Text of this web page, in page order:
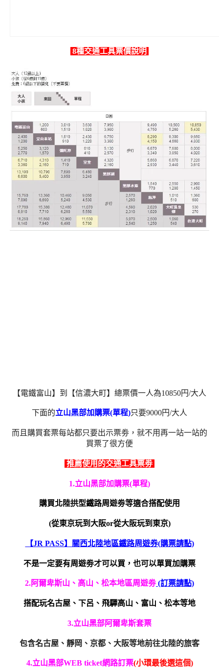
8種交通工具票價說明
【電鐵富山】到【信濃大町】總票價一人為10850円/大人
下面的立山黑部加購票(單程)只要9000円/大人
而且購買套票每站都只要出示票劵，就不用再一站一站的
買票了很方便
推薦使用的交通工具票劵
1.立山黑部加購票(單程)
購買北陸拱型鐵路周遊劵等適合搭配使用
(從東京玩到大阪or從大阪玩到東京)
【JR PASS】關西北陸地區鐵路周遊券(購票請點)
不是一定要有周遊劵才可以買，也可以單買加購票
2.阿爾卑斯山、高山、松本地區周遊劵(訂票請點)
搭配玩名古屋、下呂、飛驒高山、富山、松本等地
3.立山黑部阿爾卑斯套票
包含名古屋、靜岡、京都、大阪等地前往北陸的旅客
4.立山黑部WEB ticket網路訂票(小環最後選這個)